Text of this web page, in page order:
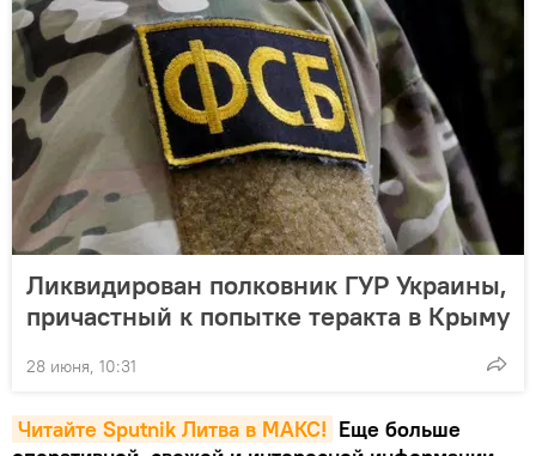
Ликвидирован полковник ГУР Украины,
причастный к попытке теракта в Крыму
28 июня, 10:31
Читайте Sputnik Литва в MAКС! Еще больше